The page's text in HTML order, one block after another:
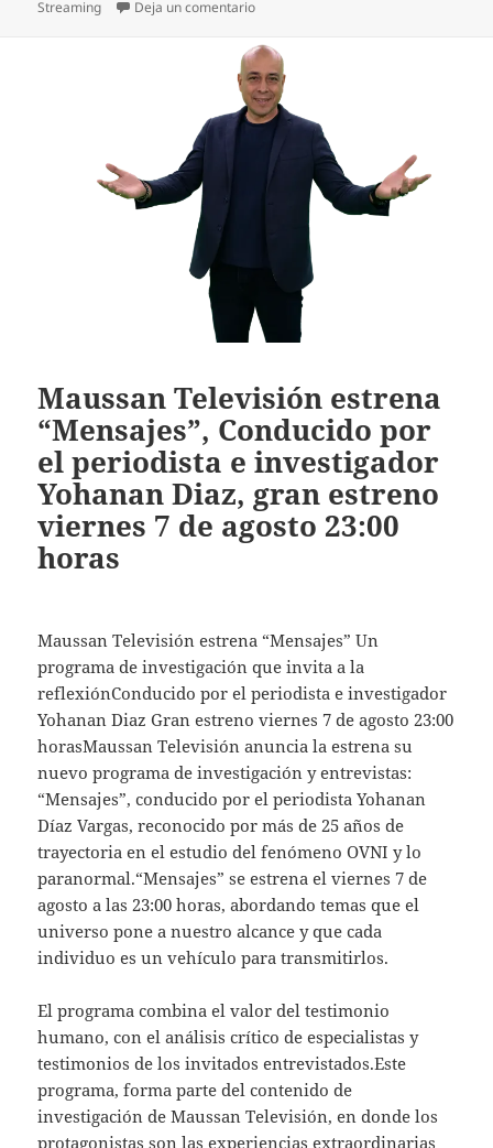
el
Streaming Deja un comentarioen NATIONAL GEOGRAPHIC
Maussan Televisión estrena
“Mensajes”, Conducido por
el periodista e investigador
Yohanan Diaz, gran estreno
viernes 7 de agosto 23:00
horas
Maussan Televisión estrena “Mensajes” Un
programa de investigación que invita a la
reflexiónConducido por el periodista e investigador
Yohanan Diaz Gran estreno viernes 7 de agosto 23:00
horasMaussan Televisión anuncia la estrena su
nuevo programa de investigación y entrevistas:
“Mensajes”, conducido por el periodista Yohanan
Díaz Vargas, reconocido por más de 25 años de
trayectoria en el estudio del fenómeno OVNI y lo
paranormal.“Mensajes” se estrena el viernes 7 de
agosto a las 23:00 horas, abordando temas que el
universo pone a nuestro alcance y que cada
individuo es un vehículo para transmitirlos.
El programa combina el valor del testimonio
humano, con el análisis crítico de especialistas y
testimonios de los invitados entrevistados.Este
programa, forma parte del contenido de
investigación de Maussan Televisión, en donde los
protagonistas son las experiencias extraordinarias